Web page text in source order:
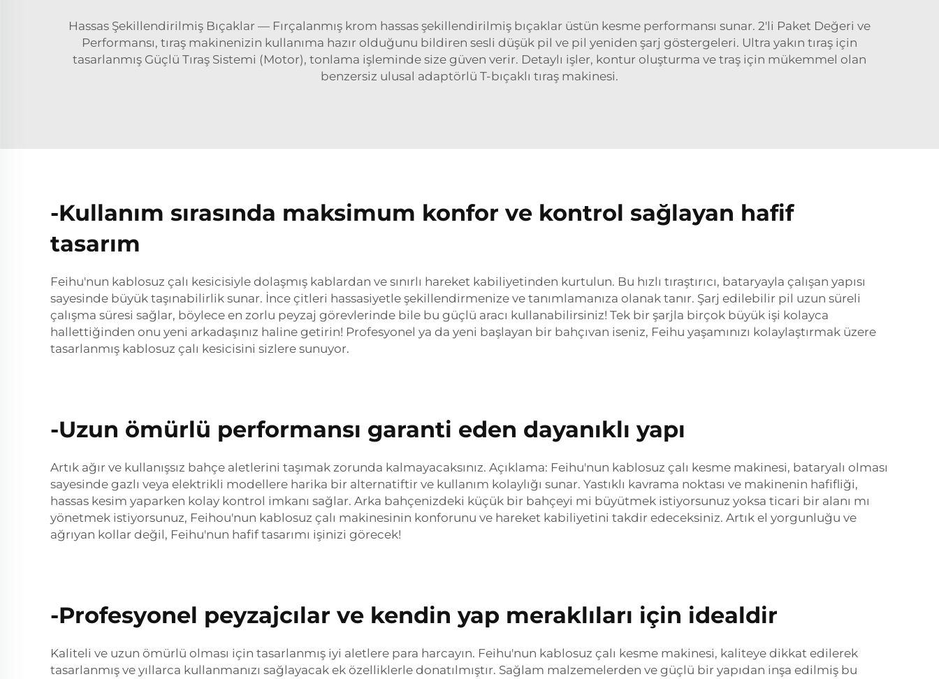
Hassas Şekillendirilmiş Bıçaklar — Fırçalanmış krom hassas şekillendirilmiş bıçaklar üstün kesme performansı sunar. 2'li Paket Değeri ve
Performansı, tıraş makinenizin kullanıma hazır olduğunu bildiren sesli düşük pil ve pil yeniden şarj göstergeleri. Ultra yakın tıraş için
tasarlanmış Güçlü Tıraş Sistemi (Motor), tonlama işleminde size güven verir. Detaylı işler, kontur oluşturma ve traş için mükemmel olan
benzersiz ulusal adaptörlü T-bıçaklı tıraş makinesi.
-Kullanım sırasında maksimum konfor ve kontrol sağlayan hafif
tasarım
Feihu'nun kablosuz çalı kesicisiyle dolaşmış kablardan ve sınırlı hareket kabiliyetinden kurtulun. Bu hızlı tıraştırıcı, bataryayla çalışan yapısı
sayesinde büyük taşınabilirlik sunar. İnce çitleri hassasiyetle şekillendirmenize ve tanımlamanıza olanak tanır. Şarj edilebilir pil uzun süreli
çalışma süresi sağlar, böylece en zorlu peyzaj görevlerinde bile bu güçlü aracı kullanabilirsiniz! Tek bir şarjla birçok büyük işi kolayca
hallettiğinden onu yeni arkadaşınız haline getirin! Profesyonel ya da yeni başlayan bir bahçıvan iseniz, Feihu yaşamınızı kolaylaştırmak üzere
tasarlanmış kablosuz çalı kesicisini sizlere sunuyor.
-Uzun ömürlü performansı garanti eden dayanıklı yapı
Artık ağır ve kullanışsız bahçe aletlerini taşımak zorunda kalmayacaksınız. Açıklama: Feihu'nun kablosuz çalı kesme makinesi, bataryalı olması
sayesinde gazlı veya elektrikli modellere harika bir alternatiftir ve kullanım kolaylığı sunar. Yastıklı kavrama noktası ve makinenin hafifliği,
hassas kesim yaparken kolay kontrol imkanı sağlar. Arka bahçenizdeki küçük bir bahçeyi mi büyütmek istiyorsunuz yoksa ticari bir alanı mı
yönetmek istiyorsunuz, Feihou'nun kablosuz çalı makinesinin konforunu ve hareket kabiliyetini takdir edeceksiniz. Artık el yorgunluğu ve
ağrıyan kollar değil, Feihu'nun hafif tasarımı işinizi görecek!
-Profesyonel peyzajcılar ve kendin yap meraklıları için idealdir
Kaliteli ve uzun ömürlü olması için tasarlanmış iyi aletlere para harcayın. Feihu'nun kablosuz çalı kesme makinesi, kaliteye dikkat edilerek
tasarlanmış ve yıllarca kullanmanızı sağlayacak ek özelliklerle donatılmıştır. Sağlam malzemelerden ve güçlü bir yapıdan inşa edilmiş bu